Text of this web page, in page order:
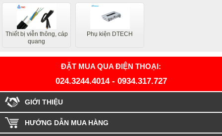
Thiết bị viễn thông, cáp
quang
Phụ kiện DTECH
ĐẶT MUA QUA ĐIỆN THOẠI:
024.3244.4014- 0934.317.727
GIỚI THIỆU
HƯỚNG DẪN MUA HÀNG